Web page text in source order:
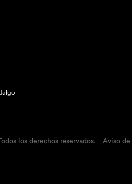
los derechos reservados. Aviso de